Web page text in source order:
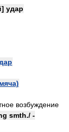
удар
возбуждение
smth./ -